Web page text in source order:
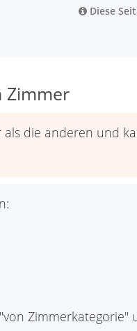
Diese
Zimmer
die anderen und
Zimmerkategorie"